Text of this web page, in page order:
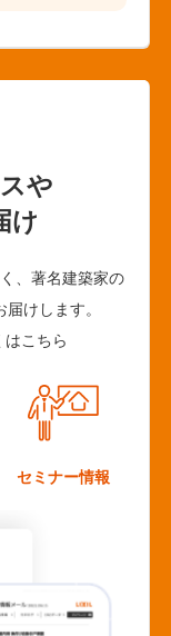
や
け
、著名建築家の
けします。
はこちら
セミナー情報